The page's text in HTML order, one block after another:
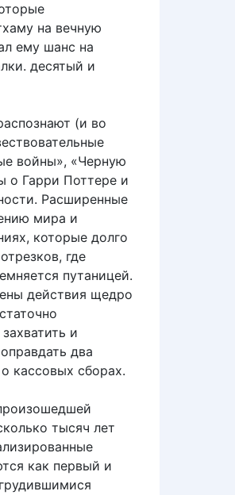
на вечную
ему шанс на
десятый и
(и во
войны», «Черную
о Гарри Поттере и
Расширенные
мира и
которые долго
где
путаницей.
действия щедро
и
два
кассовых сборах.
тысяч лет
как первый и